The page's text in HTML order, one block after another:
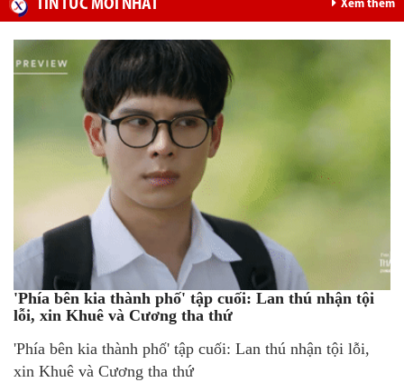
TIN TỨC MỚI NHẤT Xem thêm
'Phía bên kia thành phố' tập cuối: Lan thú nhận tội
lỗi, xin Khuê và Cương tha thứ
'Phía bên kia thành phố' tập cuối: Lan thú nhận tội lỗi,
xin Khuê và Cương tha thứ